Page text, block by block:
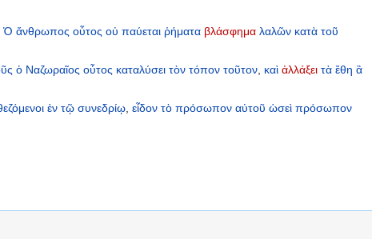
,Ὁ ἄνθρωπος οὗτος οὐ παύεται ῥήματα βλάσφημα λαλῶν κατὰ τοῦ
ὁ Ναζωραῖος οὗτος καταλύσει τὸν τόπον τοῦτον καὶ ἀλλάξει τὰ ἔθη ἃ
ἐν τῷ συνεδρίῳ ,εἶδον τὸ πρόσωπον αὐτοῦ ὡσεὶ πρόσωπον